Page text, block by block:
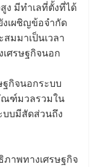
ง มีทำเลที่ตั้งที่ได้
งเผชิญข้อจำกัด
มมาเป็นเวลา
ศรษฐกิจนอก
กิจนอกระบบ
ณฑ์มวลรวมใน
บบมีสัดส่วนถึง
าพทางเศรษฐกิจ